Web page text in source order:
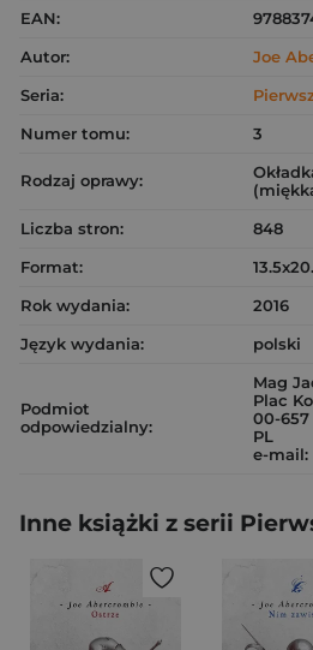
EAN:
Autor:
Joe
Seria:
Numer tomu:
3
Rodzaj oprawy:
Liczba stron:
848
Format:
Rok wydania:
2016
Język wydania:
polski
Podmiot
odpowiedzialny:
Mag
Plac
00-657
PL
e-mail:
Inne książki z serii